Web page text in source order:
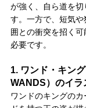
が強く、自ら道を切
す。一方で、短気
囲との衝突を招く
必要です。
1. ワンド・キン
WANDS）のイラ
ワンドのキングの